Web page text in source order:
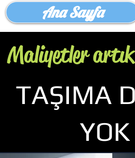
Ana Sayfa
Maliyetler
TAŞIMA
YOK